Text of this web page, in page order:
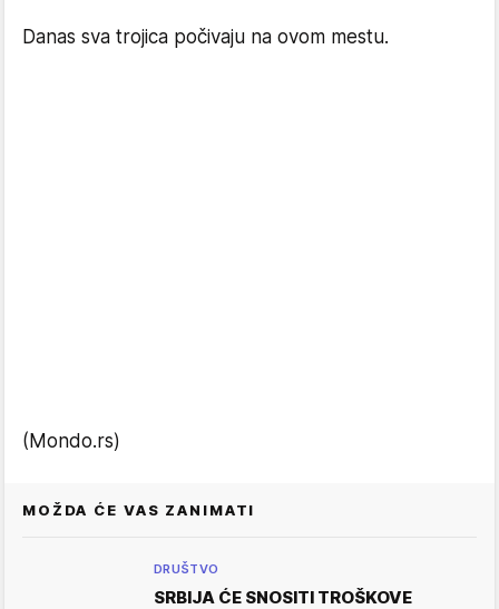
Danas sva trojica počivaju na ovom mestu.
(Mondo.rs)
MOŽDA ĆE VAS ZANIMATI
DRUŠTVO
SRBIJA ĆE SNOSITI TROŠKOVE